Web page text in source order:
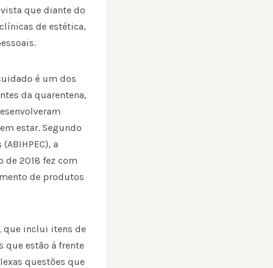
que diante do
de estética,
é um dos
da quarentena,
estar. Segundo
a
de 2018 fez com
de produtos
que inclui itens de
que estão à frente
questões que